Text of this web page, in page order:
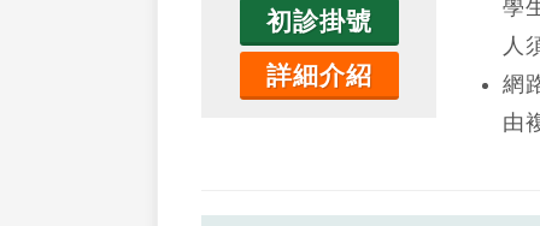
初診掛號
詳細介紹
學
人
網
由